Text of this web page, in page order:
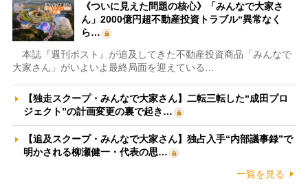
《ついに見えた問題の核心》「みんなで大家さ
ん」2000億円超不動産投資トラブル“異常なく
ら…
本誌『週刊ポスト』が追及してきた不動産投資商品「みんなで
大家さん」がいよいよ最終局面を迎えている…
【独走スクープ・みんなで大家さん】二転三転した“成田プロ
ジェクト”の計画変更の裏で起き…
【追及スクープ・みんなで大家さん】独占入手“内部議事録”で
明かされる柳瀬健一・代表の思…
一覧を見る